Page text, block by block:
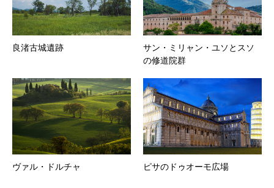
良渚古城遺跡
サン・ミリャン・ユソとスソ
の修道院群
ヴァル・ドルチャ ピサのドゥオーモ広場